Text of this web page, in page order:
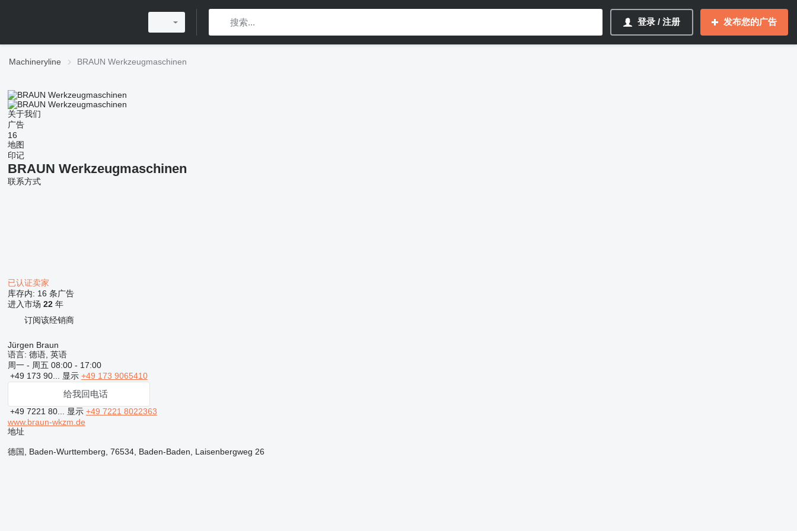
登录 / 注册 发布您的广告
Machineryline BRAUN Werkzeugmaschinen
关于我们
广告
16
地图
印记
BRAUN Werkzeugmaschinen
联系方式
已认证卖家
库存内: 16 条广告
进入市场 22年
订阅该经销商
Jürgen Braun
语言: 德语, 英语
周一 - 周五 08:00 - 17:00
+49 173 90... 显示 +49 173 9065410
给我回电话
+49 7221 80... 显示 +49 7221 8022363
www.braun-wkzm.de
地址
德国, Baden-Wurttemberg, 76534, Baden-Baden, Laisenbergweg 26